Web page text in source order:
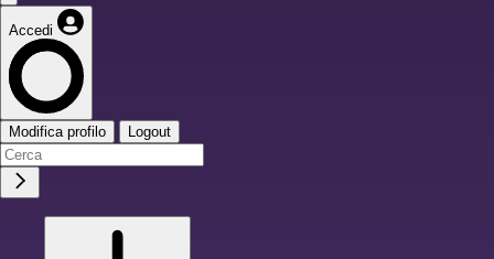
Accedi
Modifica profilo Logout